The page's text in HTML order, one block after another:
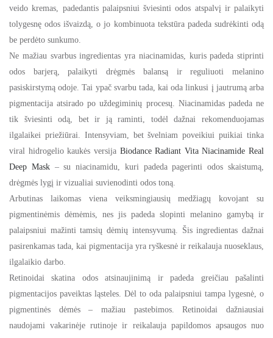
veido kremas, padedantis palaipsniui šviesinti odos atspalvį ir palaikyti
tolygesnę odos išvaizdą, o jo kombinuota tekstūra padeda sudrėkinti odą
be perdėto sunkumo.
Ne mažiau svarbus ingredientas yra niacinamidas, kuris padeda stiprinti
odos barjerą, palaikyti drėgmės balansą ir reguliuoti melanino
pasiskirstymą odoje. Tai ypač svarbu tada, kai oda linkusi į jautrumą arba
pigmentacija atsirado po uždegiminių procesų. Niacinamidas padeda ne
tik šviesinti odą, bet ir ją raminti, todėl dažnai rekomenduojamas
ilgalaikei priežiūrai. Intensyviam, bet švelniam poveikiui puikiai tinka
viral hidrogelio kaukės versija Biodance Radiant Vita Niacinamide Real
Deep Mask– su niacinamidu, kuri padeda pagerinti odos skaistumą,
drėgmės lygį ir vizualiai suvienodinti odos toną.
Arbutinas laikomas viena veiksmingiausių medžiagų kovojant su
pigmentinėmis dėmėmis, nes jis padeda slopinti melanino gamybą ir
palaipsniui mažinti tamsių dėmių intensyvumą. Šis ingredientas dažnai
pasirenkamas tada, kai pigmentacija yra ryškesnė ir reikalauja nuoseklaus,
ilgalaikio darbo.
Retinoidai skatina odos atsinaujinimą ir padeda greičiau pašalinti
pigmentacijos paveiktas ląsteles. Dėl to oda palaipsniui tampa lygesnė, o
pigmentinės dėmės – mažiau pastebimos. Retinoidai dažniausiai
naudojami vakarinėje rutinoje ir reikalauja papildomos apsaugos nuo